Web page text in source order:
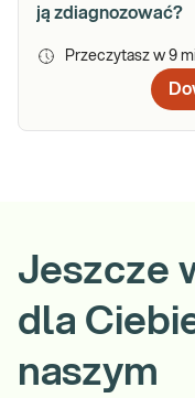
ją zdiagnozować?
Przeczytasz w 9
Jeszcze
dla
naszym